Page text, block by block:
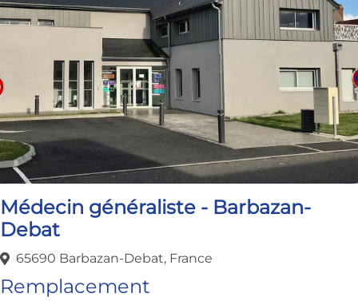
Médecin généraliste - Barbazan-
Debat
65690 Barbazan-Debat, France
Remplacement